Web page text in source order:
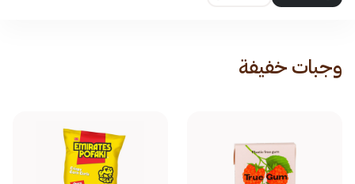
وجبات خفيفة